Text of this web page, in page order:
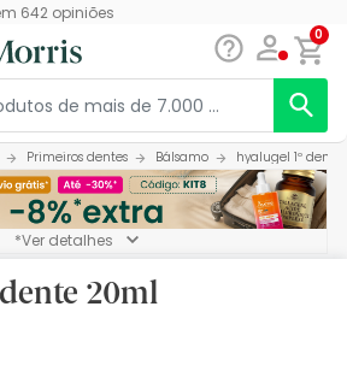
642opiniões
0
Primeiros dentes Bálsamo hyalugel 1º
*Ver detalhes
20ml